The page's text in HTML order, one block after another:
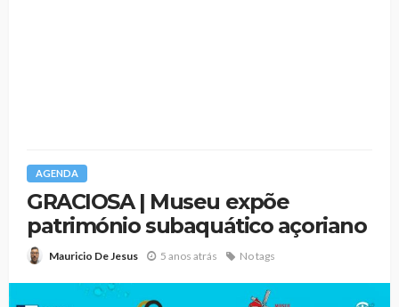
AGENDA
GRACIOSA | Museu expõe
património subaquático açoriano
Mauricio De Jesus 5 anos atrás No tags